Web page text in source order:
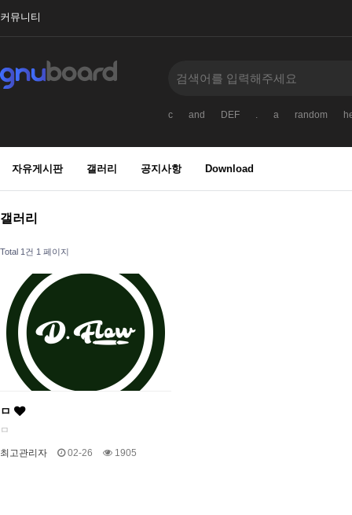
커뮤니티
c and DEF . a random
자유게시판 갤러리 공지사항 Download
갤러리
Total 1건 1 페이지
ㅁ
ㅁ
최고관리자 02-26 1905